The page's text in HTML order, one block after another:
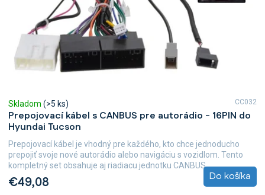
Prepojovací kábel s CANBUS pre autorádio - 16PIN do
Hyundai Tucson
Skladom (>5 ks)
€49,08 Do košíka
Prepojovací kábel je vhodný pre každého, kto chce jednoducho
prepojiť svoje nové autorádio alebo navigáciu s vozidlom. Tento
kompletný set obsahuje aj riadiacu jednotku CANBUS,...
CC032